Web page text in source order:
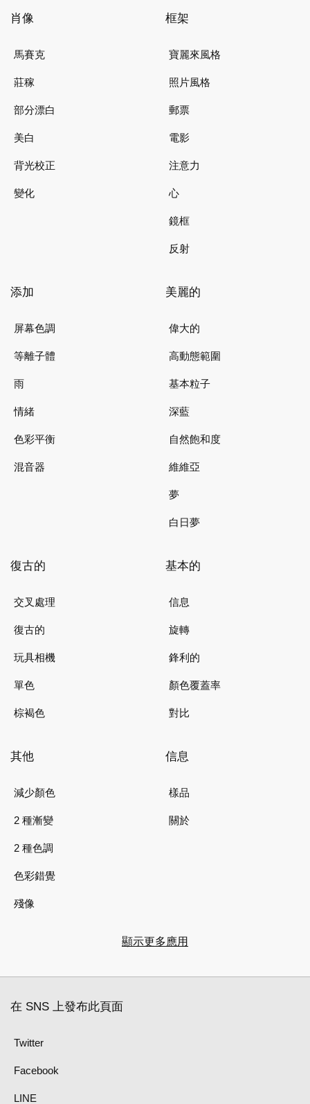
肖像
馬賽克
莊稼
部分漂白
美白
背光校正
變化
框架
寶麗來風格
照片風格
郵票
電影
注意力
心
鏡框
反射
添加
屏幕色調
等離子體
雨
情緒
色彩平衡
混音器
美麗的
偉大的
高動態範圍
基本粒子
深藍
自然飽和度
維維亞
夢
白日夢
復古的
交叉處理
復古的
玩具相機
單色
棕褐色
基本的
信息
旋轉
鋒利的
顏色覆蓋率
對比
其他
減少顏色
2 種漸變
2 種色調
色彩錯覺
殘像
信息
樣品
關於
顯示更多應用
在 SNS 上發布此頁面
Twitter
Facebook
LINE